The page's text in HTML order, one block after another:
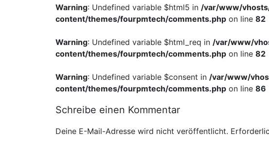
Warning: Undefined variable $html5 in /var/www/
content/themes/fourpmtech/comments.php on line 82
Warning: Undefined variable $html_req in /var/www/
content/themes/fourpmtech/comments.php on line 82
Warning: Undefined variable $consent in /var/www/
content/themes/fourpmtech/comments.php on line 86
Schreibe einen Kommentar
Deine E-Mail-Adresse wird nicht veröffentlicht.